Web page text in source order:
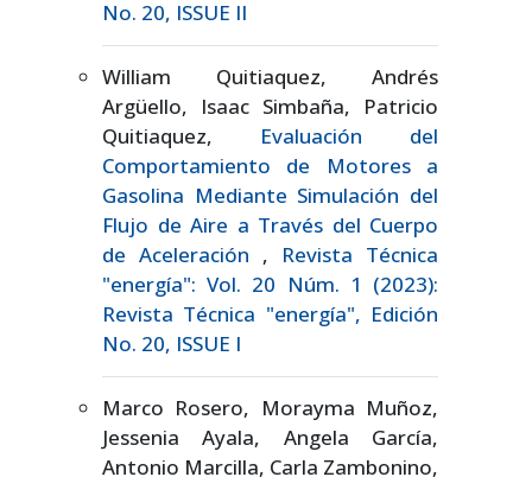
No. 20, ISSUE II
William Quitiaquez, Andrés
Argüello, Isaac Simbaña, Patricio
Quitiaquez, Evaluación del
Comportamiento de Motores a
Gasolina Mediante Simulación del
Flujo de Aire a Través del Cuerpo
de Aceleración , Revista Técnica
"energía": Vol. 20 Núm. 1 (2023):
Revista Técnica "energía", Edición
No. 20, ISSUE I
Marco Rosero, Morayma Muñoz,
Jessenia Ayala, Angela García,
Antonio Marcilla, Carla Zambonino,